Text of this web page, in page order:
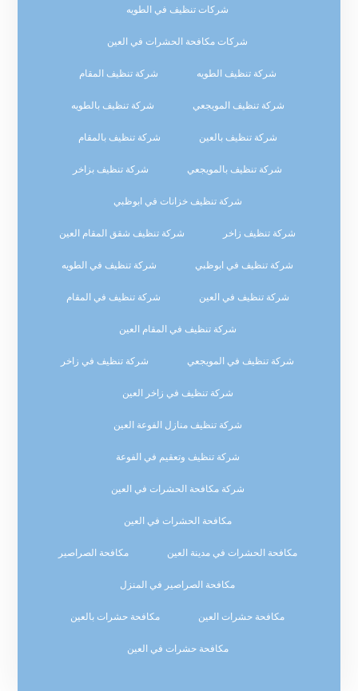
شركات تنظيف في الطويه
شركات مكافحة الحشرات في العين
شركة تنظيف الطويه شركة تنظيف المقام
شركة تنظيف المويجعي شركة تنظيف بالطويه
شركة تنظيف بالعين شركة تنظيف بالمقام
شركة تنظيف بالمويجعي شركة تنظيف بزاخر
شركة تنظيف خزانات في ابوظبي
شركة تنظيف زاخر شركة تنظيف شقق المقام العين
شركة تنظيف في ابوظبي شركة تنظيف في الطويه
شركة تنظيف في العين شركة تنظيف في المقام
شركة تنظيف في المقام العين
شركة تنظيف في المويجعي شركة تنظيف في زاخر
شركة تنظيف في زاخر العين
شركة تنظيف منازل الفوعة العين
شركة تنظيف وتعقيم في الفوعة
شركة مكافحة الحشرات في العين
مكافحة الحشرات في العين
مكافحة الحشرات في مدينة العين مكافحة الصراصير
مكافحة الصراصير في المنزل
مكافحة حشرات العين مكافحة حشرات بالعين
مكافحة حشرات في العين